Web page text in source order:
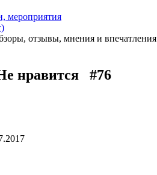
мероприятия
отзывы, мнения и впечатления
#76